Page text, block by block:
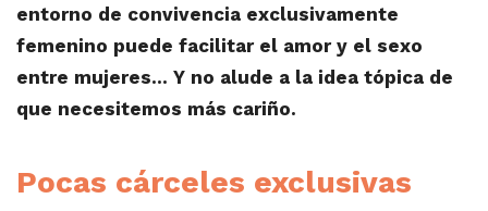
entorno de convivencia exclusivamente
femenino puede facilitar el amor y el sexo
entre mujeres… Y no alude a la idea tópica de
que necesitemos más cariño.
Pocas cárceles exclusivas